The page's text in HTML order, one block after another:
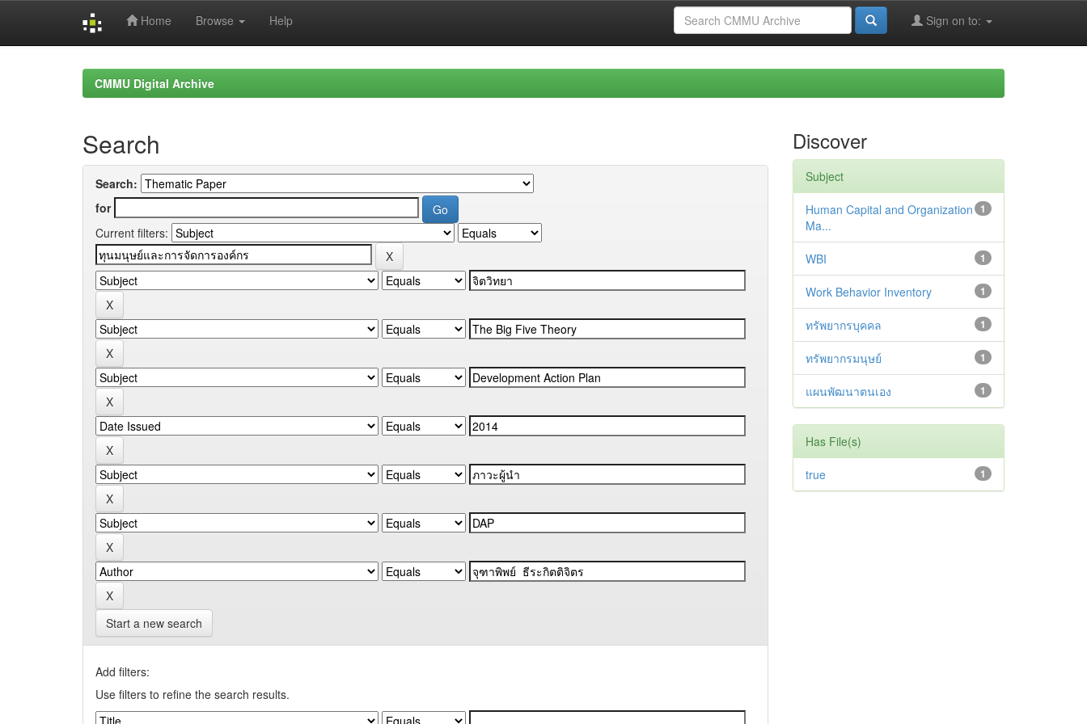
Home Browse Help Sign on to:
CMMU Digital Archive
Search
Search:
for
Current filters:
Start a new search
Add filters:
Use filters to refine the search results.
Discover
Subject
1
Human Capital and Organization
Ma...
1
WBI
1
Work Behavior Inventory
1
ทรัพยากรบุคคล
1
ทรัพยากรมนุษย์
1
แผนพัฒนาตนเอง
Has File(s)
1
true